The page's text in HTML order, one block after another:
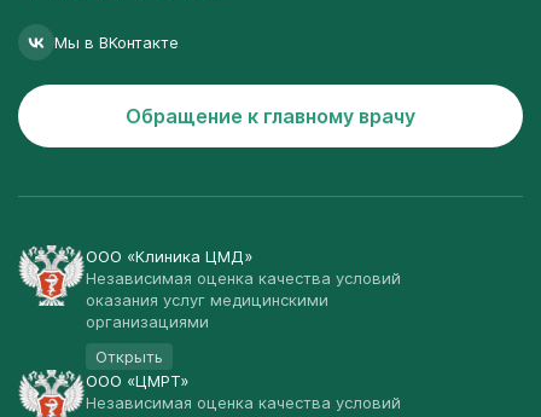
Мы в ВКонтакте
Обращение к главному врачу
ООО «Клиника ЦМД»
Независимая оценка качества условий
оказания услуг медицинскими
организациями
Открыть
ООО «ЦМРТ»
Независимая оценка качества условий